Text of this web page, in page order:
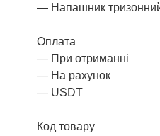
— Напашник тризонний
Оплата
— При отриманні
— На рахунок
— USDT
Код товару